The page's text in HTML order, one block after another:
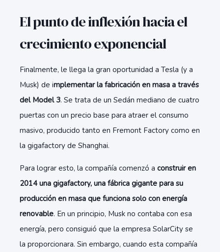
El punto de inflexión hacia el
crecimiento exponencial
Finalmente, le llega la gran oportunidad a Tesla (y a
Musk) de implementar la fabricación en masa a través
del Model 3. Se trata de un Sedán mediano de cuatro
puertas con un precio base para atraer el consumo
masivo, producido tanto en Fremont Factory como en
la gigafactory de Shanghai.
Para lograr esto, la compañía comenzó a construir en
2014 una gigafactory, una fábrica gigante para su
producción en masa que funciona solo con energía
renovable. En un principio, Musk no contaba con esa
energía, pero consiguió que la empresa SolarCity se
la proporcionara. Sin embargo, cuando esta compañía